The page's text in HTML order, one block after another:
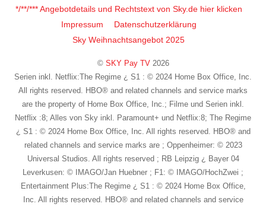
Top
*/**/*** Angebotdetails und Rechtstext von Sky.de hier klicken
Impressum
Datenschutzerklärung
Sky Weihnachtsangebot 2025
© SKY Pay TV2026
Serien inkl. Netflix:The Regime ¿ S1 : © 2024 Home Box Office, Inc.
All rights reserved. HBO® and related channels and service marks
are the property of Home Box Office, Inc.; Filme und Serien inkl.
Netflix :8; Alles von Sky inkl. Paramount+ und Netflix:8; The Regime
¿ S1 : © 2024 Home Box Office, Inc. All rights reserved. HBO® and
related channels and service marks are ; Oppenheimer: © 2023
Universal Studios. All rights reserved ; RB Leipzig ¿ Bayer 04
Leverkusen: © IMAGO/Jan Huebner ; F1: © IMAGO/HochZwei ;
Entertainment Plus:The Regime ¿ S1 : © 2024 Home Box Office,
Inc. All rights reserved. HBO® and related channels and service